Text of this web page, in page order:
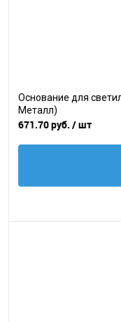
Основание для
Металл)
671.70 руб. / шт